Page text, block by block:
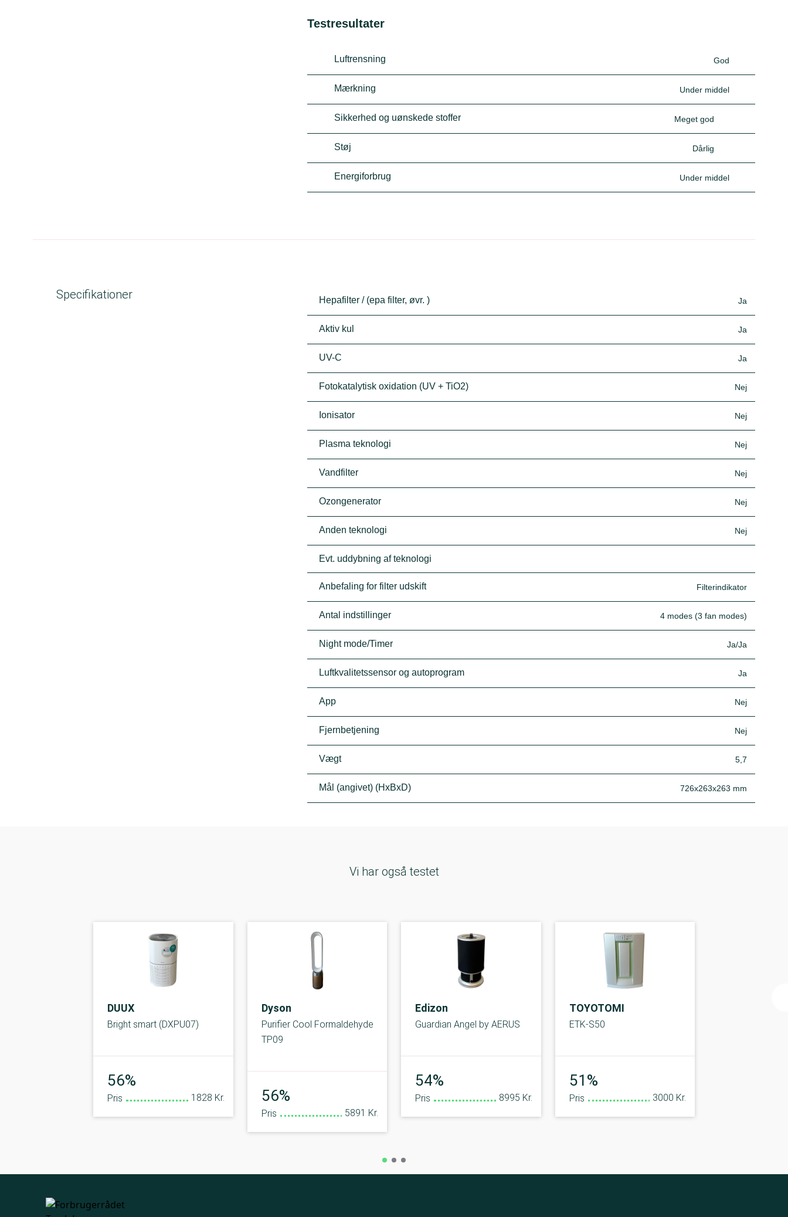
Testresultater
Luftrensning God
Mærkning Under middel
Sikkerhed og uønskede stoffer Meget god
Støj Dårlig
Energiforbrug Under middel
Specifikationer Hepafilter / (epa filter, øvr. ) Ja
Aktiv kul Ja
UV-C Ja
Fotokatalytisk oxidation (UV + TiO2) Nej
Ionisator Nej
Plasma teknologi Nej
Vandfilter Nej
Ozongenerator Nej
Anden teknologi Nej
Evt. uddybning af teknologi
Anbefaling for filter udskift Filterindikator
Antal indstillinger 4 modes (3 fan modes)
Night mode/Timer Ja/Ja
Luftkvalitetssensor og autoprogram Ja
App Nej
Fjernbetjening Nej
Vægt 5,7
Mål (angivet) (HxBxD) 726x263x263 mm
Vi har også testet
DUUX
Bright smart (DXPU07)
56%
Pris 1828 Kr.
Dyson
Purifier Cool Formaldehyde
TP09
56%
Pris 5891 Kr.
Edizon
Guardian Angel by AERUS
54%
Pris 8995 Kr.
TOYOTOMI
ETK-S50
51%
Pris 3000 Kr.